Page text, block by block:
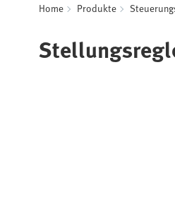
Home Produkte